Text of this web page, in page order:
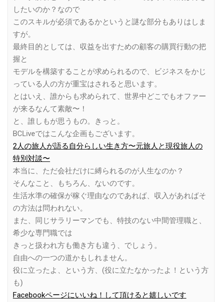
したいのか？なので
このスキルが必須であるかというと謎な部分もありはしま
すが。
最終目的としては、収益を出すための顧客の購買行動の把
握と
モデルを構築することが求められるので、ビジネスをかじ
っている人の方が重宝はされると思います。
とはいえ、誰からも求められて、世界中どこでもオファー
が来るなんて素敵〜！
と、誰しもが思うもの。きっと。
BCLiveではこんな企画もございます。
2人の旅人が語る自分らしい生き方〜元旅人と現役旅人の
特別対談〜
本当に、ただ会社だけに縛られるのが人生なのか？
そんなこと、もちろん、ないのです。
生活水準の確保が稼ぐ理由なのであれば、収入があればそ
の方法は問われない。
また、同じサラリーマンでも、特技のない中間管理職と、
希少な専門職では
きっと扱われ方も働き方も違う、でしょう。
自由への一つの道かもしれません。
役に立ったよ、という方、(役に立たなかったよ！という方
も)
Facebookページにいいね！して頂けると嬉しいです